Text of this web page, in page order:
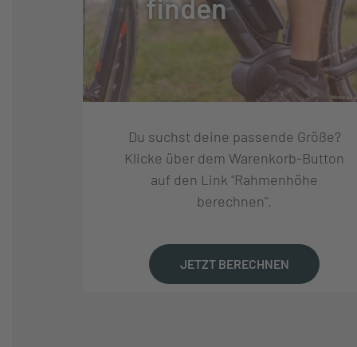
SCHALTUNGSTYP:
SCHALTUNGSHERSTELLE
R:
SHIMANO
SCHALTUNG: SHIMANO
SHIMANO CUES
GANGANZAHL: 11
finden
Du suchst deine passende Größe?
Klicke über dem Warenkorb-Button
auf den Link "Rahmenhöhe
berechnen".
JETZT BERECHNEN